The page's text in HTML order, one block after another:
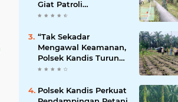
Giat Patroli
Pengamanan Line
Kandis Kandis
“Tak Sekadar
Mengawal Keamanan,
Polsek Kandis Turun
ke Lahan Jagung
Pangan
Polsek Kandis Perkuat